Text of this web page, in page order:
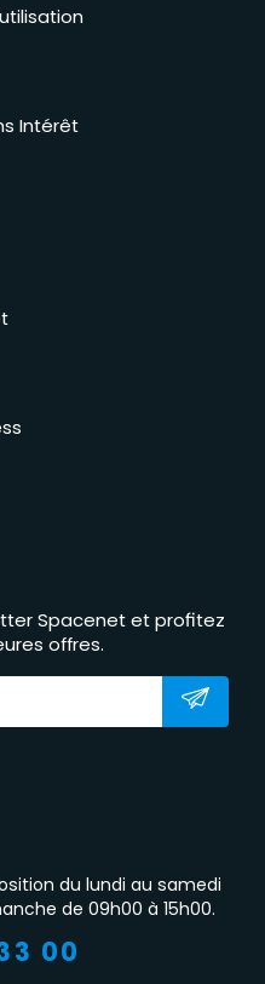
Intérêt
Spacenet et profitez
offres.
du lundi au samedi
de 09h00 à 15h00.
00